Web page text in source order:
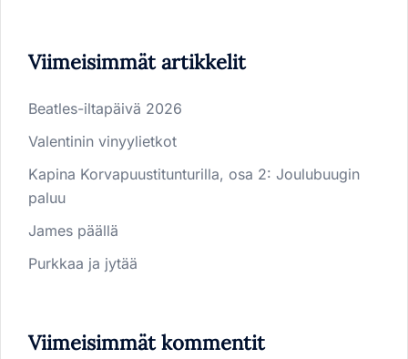
Viimeisimmät artikkelit
Beatles-iltapäivä 2026
Valentinin vinyylietkot
Kapina Korvapuustitunturilla, osa 2: Joulubuugin
paluu
James päällä
Purkkaa ja jytää
Viimeisimmät kommentit